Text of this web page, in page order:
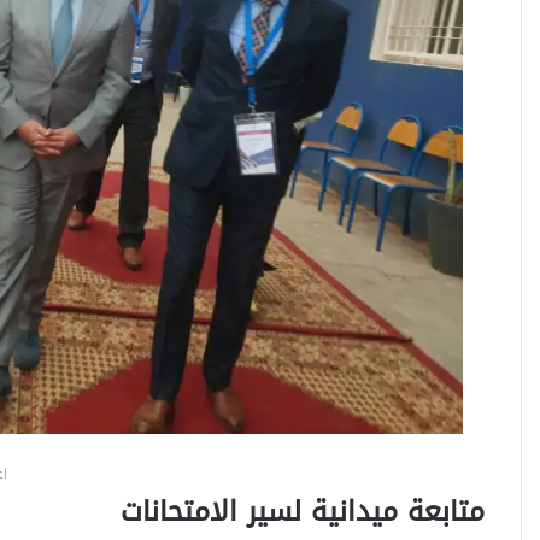
متابعة ميدانية لسير الامتحانات